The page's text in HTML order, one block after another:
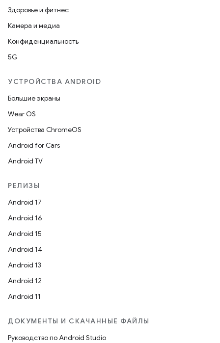
Здоровье и фитнес
Камера и медиа
Конфиденциальность
5G
УСТРОЙСТВА ANDROID
Большие экраны
Wear OS
Устройства ChromeOS
Android for Cars
Android TV
РЕЛИЗЫ
Android 17
Android 16
Android 15
Android 14
Android 13
Android 12
Android 11
ДОКУМЕНТЫ И СКАЧАННЫЕ ФАЙЛЫ
Руководство по Android Studio